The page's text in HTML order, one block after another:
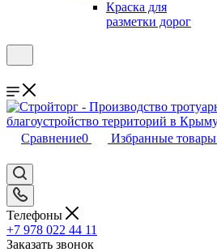
Краска для
разметки дорог
Сравнение0 Избранные товары
Телефоны
+7 978 022 44 11
Заказать звонок